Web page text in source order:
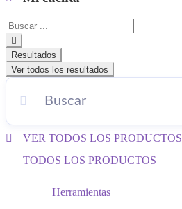
Search
...
Resultados
Ver todos los resultados
VER TODOS LOS PRODUCTOS
TODOS LOS PRODUCTOS
Herramientas